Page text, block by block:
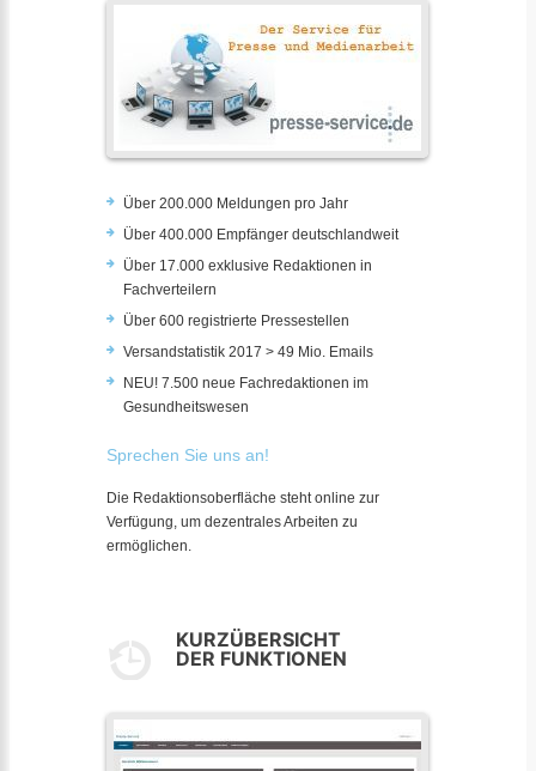
Über 200.000 Meldungen pro Jahr
Über 400.000 Empfänger deutschlandweit
Über 17.000 exklusive Redaktionen in
Fachverteilern
Über 600 registrierte Pressestellen
Versandstatistik 2017 > 49 Mio. Emails
NEU! 7.500 neue Fachredaktionen im
Gesundheitswesen
Sprechen Sie uns an!
Die Redaktionsoberfläche steht online zur
Verfügung, um dezentrales Arbeiten zu
ermöglichen.
KURZÜBERSICHT
DER FUNKTIONEN